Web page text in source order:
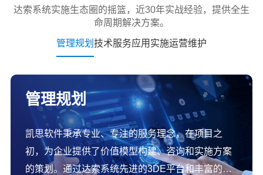
达索系统实施生态圈的摇篮，近30年实战经验，提供全生
命周期解决方案。
管理规划 技术服务应用实施运营维护
管理规划
凯思软件秉承专业、专注的服务理念，在项目之
初，为企业提供了价值模型构建、咨询和实施方案
的策划。通过达索系统先进的3DE平台和丰富的行